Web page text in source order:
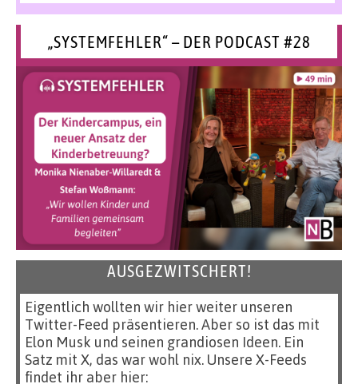
„SYSTEMFEHLER“ – DER PODCAST #28
AUSGEZWITSCHERT!
Eigentlich wollten wir hier weiter unseren
Twitter-Feed präsentieren. Aber so ist das mit
Elon Musk und seinen grandiosen Ideen. Ein
Satz mit X, das war wohl nix. Unsere X-Feeds
findet ihr aber hier: